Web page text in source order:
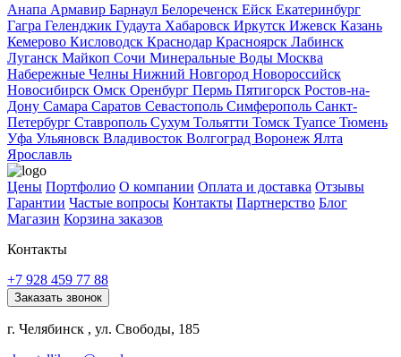
Анапа Армавир Барнаул Белореченск Ейск Екатеринбург
Гагра Геленджик Гудаута Хабаровск Иркутск Ижевск Казань
Кемерово Кисловодск Краснодар Красноярск Лабинск
Луганск Майкоп Сочи Минеральные Воды Москва
Набережные Челны Нижний Новгород Новороссийск
Новосибирск Омск Оренбург Пермь Пятигорск Ростов-на-
Дону Самара Саратов Севастополь Симферополь Санкт-
Петербург Ставрополь Сухум Тольятти Томск Туапсе Тюмень
Уфа Ульяновск Владивосток Волгоград Воронеж Ялта
Ярославль
Цены Портфолио О компании Оплата и доставка Отзывы
Гарантии Частые вопросы Контакты Партнерство Блог
Магазин Корзина заказов
Контакты
+7 928 459 77 88
Заказать звонок
г. Челябинск , ул. Свободы, 185